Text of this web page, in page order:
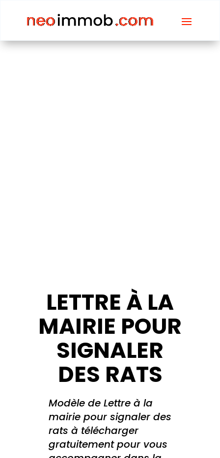
LETTRE À LA
MAIRIE POUR
SIGNALER
DES RATS
Modèle de Lettre à la
mairie pour signaler des
rats à télécharger
gratuitement pour vous